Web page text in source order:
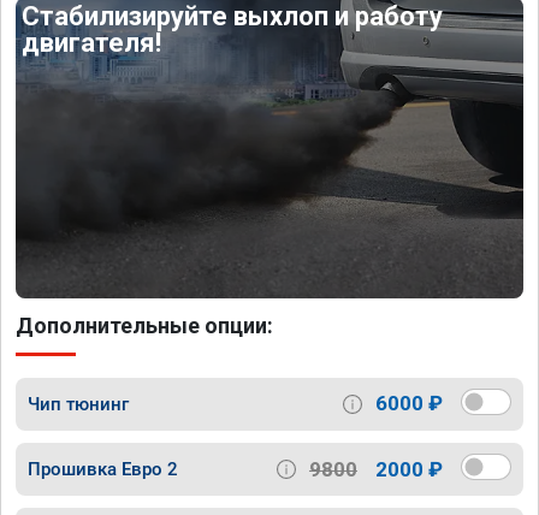
Стабилизируйте выхлоп и работу
двигателя!
Дополнительные опции:
Чип тюнинг 6000 ₽
Прошивка Евро 2 9800 2000 ₽